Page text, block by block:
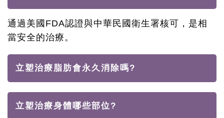
通過美國FDA認證與中華民國衛生署核可，是相
當安全的治療。
立塑治療脂肪會永久消除嗎?
立塑治療身體哪些部位?